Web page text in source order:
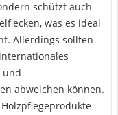
schützt auch
was es ideal
Allerdings sollten
und
abweichen können.